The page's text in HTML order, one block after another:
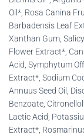
Oil*, Rosa Canina
Barbadensis Leaf
Xanthan Gum,
Flower Extract*,
Acid, Symphytum
Extract*, Sodium
Annuus Seed Oil,
Benzoate,
Lactic Acid,
Extract*,